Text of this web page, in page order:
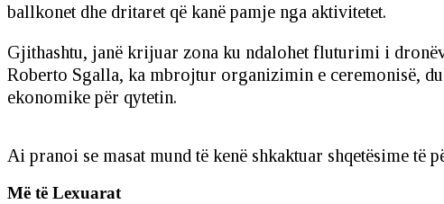
ballkonet dhe dritaret që kanë pamje nga aktivitetet.
Gjithashtu, janë krijuar zona ku ndalohet fluturimi i
Roberto Sgalla, ka mbrojtur organizimin e ceremonisë,
ekonomike për qytetin.
Ai pranoi se masat mund të kenë shkaktuar shqetësime
Më të Lexuarat